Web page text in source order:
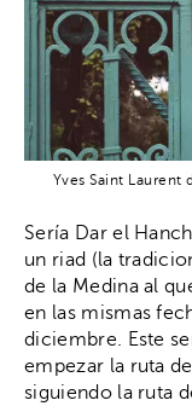
Yves Saint
Sería Dar el
un riad (la
de la Medina al
en las mismas
diciembre. Este
empezar la ruta
siguiendo la ruta